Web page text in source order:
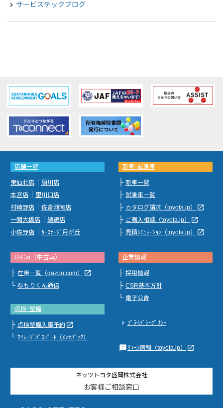
navigate_next サービステックブログ
店舗一覧
東仙北店
厨川店
本宮店
里川口店
村崎野店
佐倉河南店
一関大橋店
磯鶏店
小佐野店
ｶｰｽﾃｰｼﾞ月が丘
新車･試乗車
├ 新車一覧
├ 試乗車一覧
├ カタログ請求（toyota.jp）
launch
├ ご購入相談（toyota.jp）
launch
├ 見積ｼﾐｭﾚｰｼｮﾝ（toyota.jp） launch
U-Car（中古車）
├ 在庫一覧（gazoo.com）
launch
└ ねもりくん通信
点検･整備
├ 点検整備入庫予約 launch
└ ﾏｲﾚｰｼﾞﾊﾟｽﾎﾟｰﾄ（ﾒﾝﾃﾊﾟｯｸ）
企業情報
├ 採用情報
├ CSR基本方針
└ 電子公告
chevron_right ﾌﾟﾗｲﾊﾞｼｰﾎﾟﾘｼｰ
feedback ﾘｺｰﾙ情報（toyota.jp） launch
ネッツトヨタ盛岡株式会社
お客様ご相談窓口